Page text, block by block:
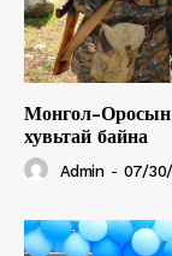
Монгол-Оросын
хувьтай байна
Admin - 07/